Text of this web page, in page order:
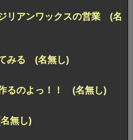
リアンワックスの営業 (名
みる (名無し)
るのよっ！！ (名無し)
無し)